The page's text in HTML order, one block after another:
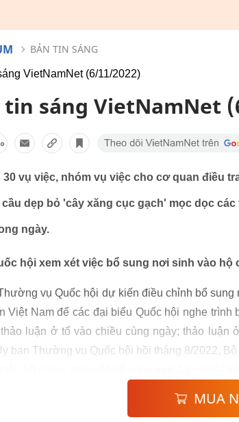
BẢN TIN SÁNG
VietNamNet (6/11/2022)
tin sáng VietNamNet
30 vụ việc, nhóm vụ việc cho cơ quan điều
cầu dẹp bỏ 'cây xăng cục gạch' mọc dọc
ngày.
hội xem xét việc bổ sung nơi sinh vào hộ
vụ Quốc hội dự kiến điều chỉnh bổ sung
Việt Nam để các đại biểu Quốc hội nghe trình
luận ở tổ vào chiều cùng ngày; thảo
ban Thường vụ Quốc hội hồi tháng 8/2022,
MUA